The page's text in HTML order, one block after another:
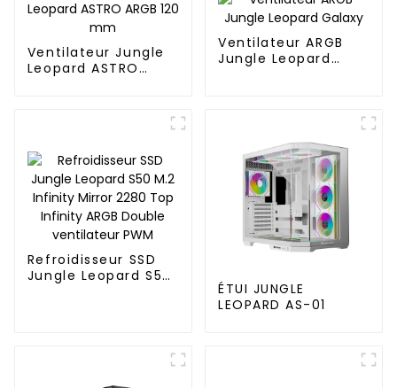
Ventilateur Jungle
Leopard ASTRO
Ventilateur ARGB
Jungle Leopard
Refroidisseur SSD
Jungle Leopard S50
ÉTUI JUNGLE
LEOPARD AS-01